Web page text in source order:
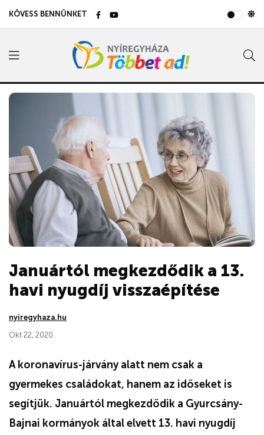
KÖVESS BENNÜNKET
Januártól megkezdődik a 13.
havi nyugdíj visszaépítése
nyiregyhaza.hu
Okt 22, 2020
A koronavírus-járvány alatt nem csak a
gyermekes családokat, hanem az időseket is
segítjük. Januártól megkezdődik a Gyurcsány-
Bajnai kormányok által elvett 13. havi nyugdíj